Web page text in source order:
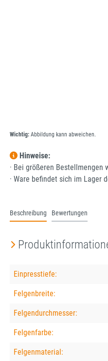
Wichtig: Abbildung kann abweichen.
Hinweise:
· Bei größeren Bestellmengen
· Ware befindet sich im Lager
Beschreibung Bewertungen
Einpresstiefe:
Felgenbreite:
Felgendurchmesser:
Felgenfarbe:
Felgenmaterial: